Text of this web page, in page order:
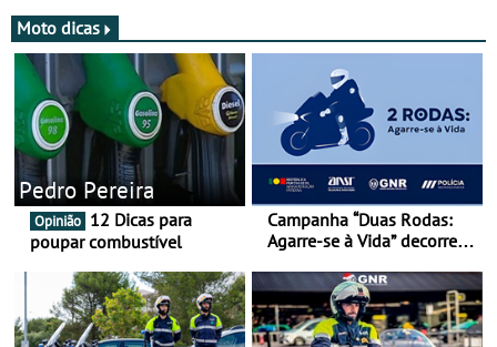
Moto dicas
Pedro Pereira
Opinião
poupar combustível
Campanha “Duas Rodas:
Agarre-se à Vida” decorre